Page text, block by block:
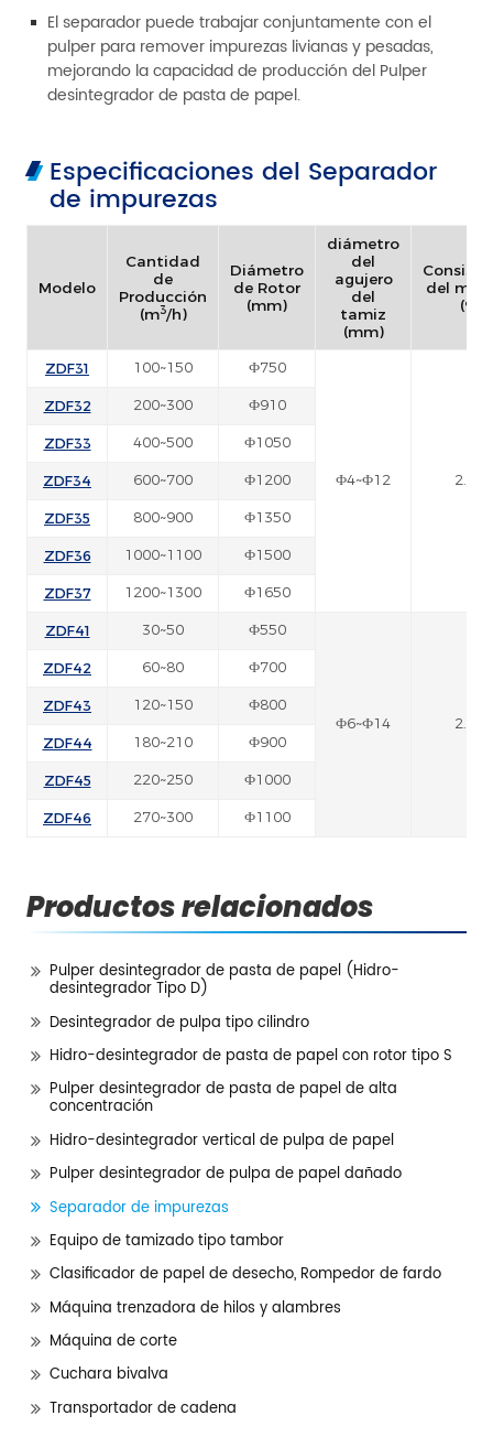
El separador puede trabajar conjuntamente con el
pulper para remover impurezas livianas y pesadas,
mejorando la capacidad de producción del Pulper
desintegrador de pasta de papel.
Especificaciones del Separador
de impurezas
Modelo
Cantidad
de
Producción
(m3/h)
Diámetro
de Rotor
(mm)
diámetro
del
agujero
del
tamiz
(mm)
del
(%)
ZDF31 100~150 Ф750
Ф4~Ф12 2.5~5
ZDF32 200~300 Ф910
ZDF33 400~500 Ф1050
ZDF34 600~700 Ф1200
ZDF35 800~900 Ф1350
ZDF36 1000~1100 Ф1500
ZDF37 1200~1300 Ф1650
ZDF41 30~50 Ф550
Ф6~Ф14 2.5~5
ZDF42 60~80 Ф700
ZDF43 120~150 Ф800
ZDF44 180~210 Ф900
ZDF45 220~250 Ф1000
ZDF46 270~300 Ф1100
Productos relacionados
Pulper desintegrador de pasta de papel (Hidro-
desintegrador Tipo D)
Desintegrador de pulpa tipo cilindro
Hidro-desintegrador de pasta de papel con rotor tipo S
Pulper desintegrador de pasta de papel de alta
concentración
Hidro-desintegrador vertical de pulpa de papel
Pulper desintegrador de pulpa de papel dañado
Separador de impurezas
Equipo de tamizado tipo tambor
Clasificador de papel de desecho, Rompedor de fardo
Máquina trenzadora de hilos y alambres
Máquina de corte
Cuchara bivalva
Transportador de cadena